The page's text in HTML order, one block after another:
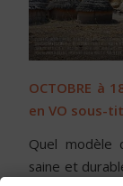
OCTOBRE à
en VO sous-
Quel modèle
saine et